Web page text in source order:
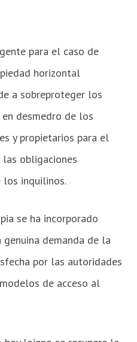
para el caso de
horizontal
a sobreproteger los
desmedro de los
y propietarios para el
obligaciones
inquilinos.
se ha incorporado
genuina demanda de la
por las autoridades
de acceso al